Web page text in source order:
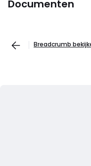
Documenten
Breadcrumb